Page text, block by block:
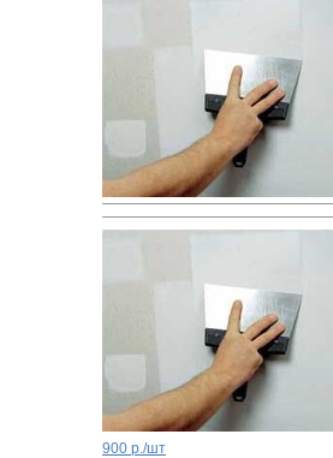
900 р./шт